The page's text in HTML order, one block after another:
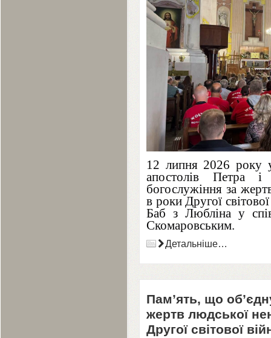
12 липня 2026 року
апостолів Петра
богослужіння за
в роки Другої
Баб з Любліна у
Скомаровським.
Детальніше…
Пам’ять, що
жертв людської
Другої світової